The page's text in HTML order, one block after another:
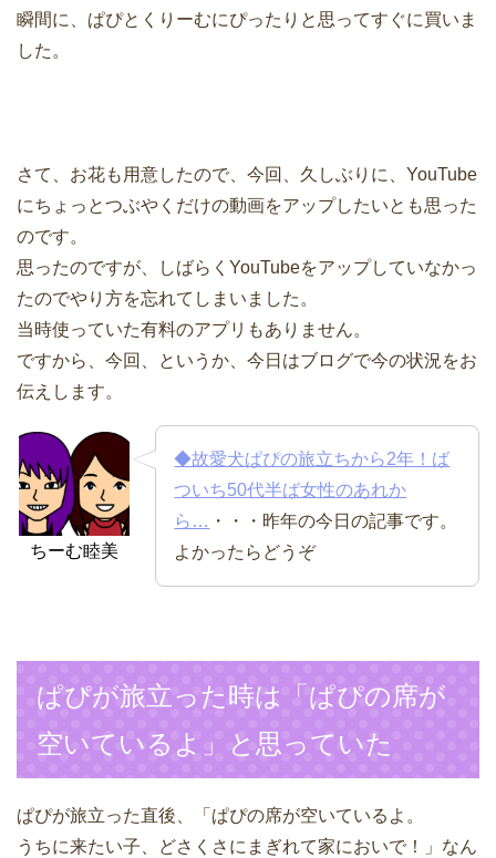
瞬間に、ぱぴとくりーむにぴったりと思ってすぐに買いま
した。
さて、お花も用意したので、今回、久しぶりに、YouTube
にちょっとつぶやくだけの動画をアップしたいとも思った
のです。
思ったのですが、しばらくYouTubeをアップしていなかっ
たのでやり方を忘れてしまいました。
当時使っていた有料のアプリもありません。
ですから、今回、というか、今日はブログで今の状況をお
伝えします。
ちーむ睦美
◆故愛犬ぱぴの旅立ちから2年！ば
ついち50代半ば女性のあれか
ら… ・・・昨年の今日の記事です。
よかったらどうぞ
ぱぴが旅立った時は「ぱぴの席が
空いているよ」と思っていた
ぱぴが旅立った直後、「ぱぴの席が空いているよ。
うちに来たい子、どさくさにまぎれて家においで！」なん